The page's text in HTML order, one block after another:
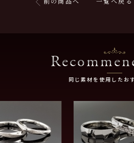
同じ素材を使用したお